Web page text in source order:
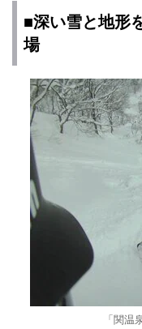
■深い雪と地形
場
「関温